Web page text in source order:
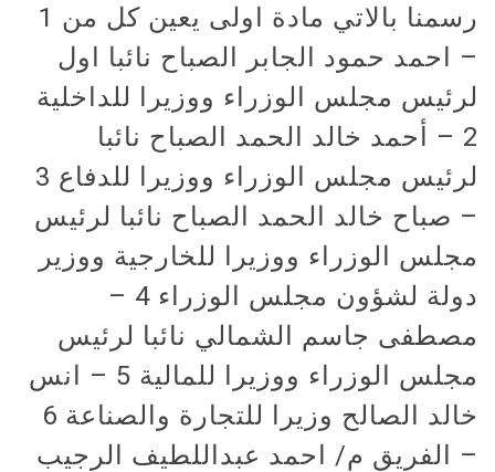
رسمنا بالاتي مادة اولى يعين كل من 1
– احمد حمود الجابر الصباح نائبا اول
لرئيس مجلس الوزراء ووزيرا للداخلية
2 – أحمد خالد الحمد الصباح نائبا
لرئيس مجلس الوزراء ووزيرا للدفاع 3
– صباح خالد الحمد الصباح نائبا لرئيس
مجلس الوزراء ووزيرا للخارجية ووزير
دولة لشؤون مجلس الوزراء 4 –
مصطفى جاسم الشمالي نائبا لرئيس
مجلس الوزراء ووزيرا للمالية 5 – انس
خالد الصالح وزيرا للتجارة والصناعة 6
– الفريق م/ احمد عبداللطيف الرجيب